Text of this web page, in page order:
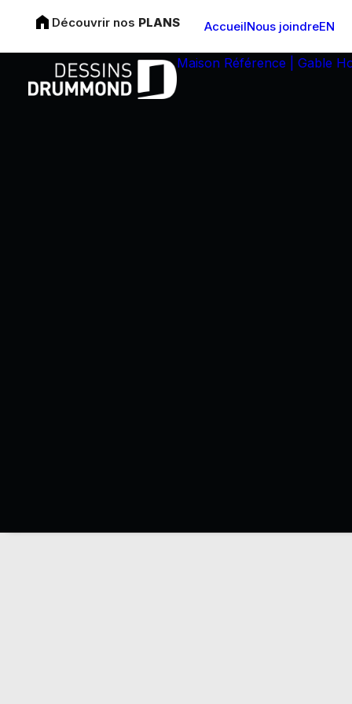
Découvrir nos PLANS AccueilNous joindreEN
Maison Référence | Gable